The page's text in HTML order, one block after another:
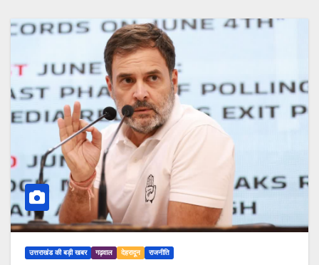
उत्तराखंड की बड़ी खबर गढ़वाल देहरादून राजनीति